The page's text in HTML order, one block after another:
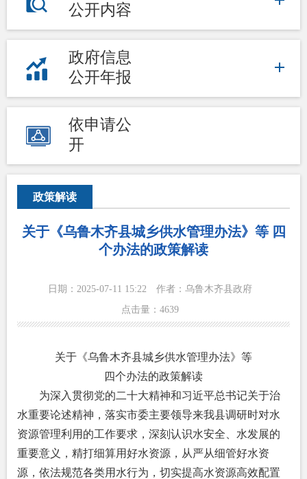
公开内容
政府信息
公开年报
依申请公
开
政策解读
关于《乌鲁木齐县城乡供水管理办法》等 四
个办法的政策解读
日期：2025-07-11 15:22
作者：乌鲁木齐县政府
点击量： 4639
关于《乌鲁木齐县城乡供水管理办法》等
四个办法的政策解读
为深入贯彻党的二十大精神和习近平总书记关于治
水重要论述精神，落实市委主要领导来我县调研时对水
资源管理利用的工作要求，深刻认识水安全、水发展的
重要意义，精打细算用好水资源，从严从细管好水资
源，依法规范各类用水行为，切实提高水资源高效配置